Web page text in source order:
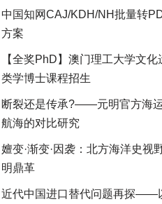
中国知网CAJ/KDH/NH批量转
方案
【全奖PhD】澳门理工大学文化
类学博士课程招生
断裂还是传承?——元明官方海
航海的对比研究
嬗变·渐变·因袭：北方海洋史视
明鼎革
近代中国进口替代问题再探——